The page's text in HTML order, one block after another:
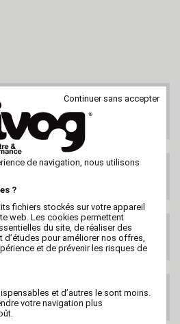
CLIENTS
47 73 38 38
ou par email
GRATUITE
PARTOUT
LE MONDE
OU
Continuer sans accepter
de navigation, nous utilisons
?
fichiers stockés sur votre appareil
web. Les cookies permettent
du site, de réaliser des
d’études pour améliorer nos offres,
et de prévenir les risques de
et d’autres le sont moins.
votre navigation plus